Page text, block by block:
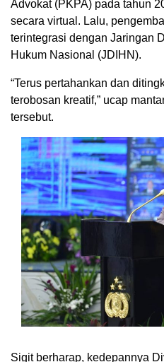
Advokat (PKPA) pada tahun
secara virtual. Lalu,
terintegrasi dengan Jaringan
Hukum Nasional (JDIHN).
“Terus pertahankan dan
terobosan kreatif,” ucap
tersebut.
Sigit berharap, kedepannya